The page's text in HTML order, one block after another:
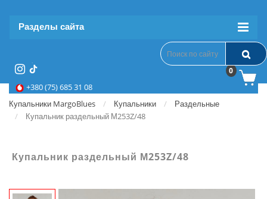
Разделы сайта
+380 (75) 685 31 08
0
Купальники MargoBlues Купальники
Раздельные
Купальник раздельный М253Z/48
Купальник раздельный М253Z/48